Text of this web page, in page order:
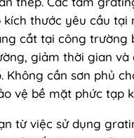
kích thước yêu cầu tại
cắt tại công trường
giảm thời gian và
Không cần sơn phủ
vệ bề mặt phức tạp
từ việc sử dụng